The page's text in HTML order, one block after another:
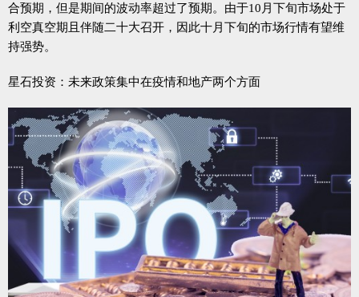
合预期，但是期间的波动率超过了预期。由于10月下旬市场处于
利空真空期且伴随二十大召开，因此十月下旬的市场行情有望维
持强势。
星石投资：未来政策集中在疫情和地产两个方面